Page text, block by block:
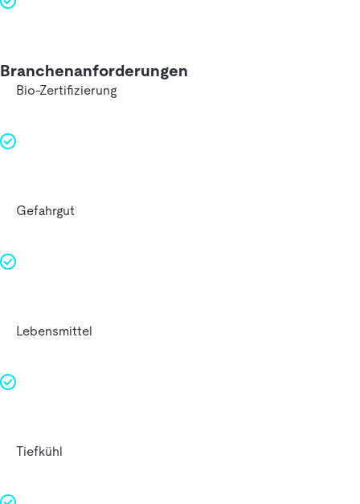
Branchenanforderungen
Bio-Zertifizierung
Gefahrgut
Lebensmittel
Tiefkühl